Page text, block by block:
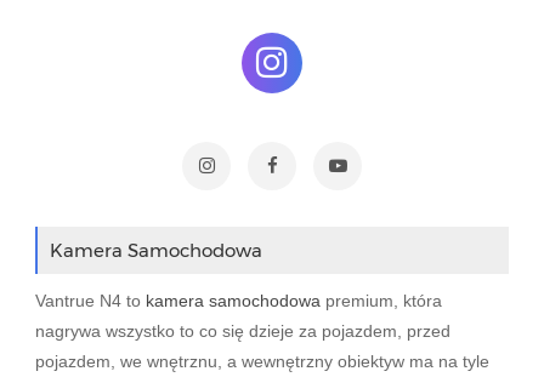
Kamera Samochodowa
Vantrue N4 to kamera samochodowa premium, która
nagrywa wszystko to co się dzieje za pojazdem, przed
pojazdem, we wnętrznu, a wewnętrzny obiektyw ma na tyle